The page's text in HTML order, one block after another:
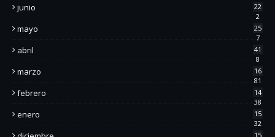
junio
22
2
mayo
25
7
abril
41
8
marzo
16
81
febrero
14
38
enero
15
32
15